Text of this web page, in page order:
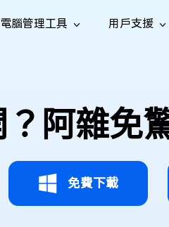
資料恢復
資料
影片修
復
復
電腦管理工具
複檔案
全新
優化您的 Mac
Dll
修復
修
用戶支援
心 阿雜免
免費下載